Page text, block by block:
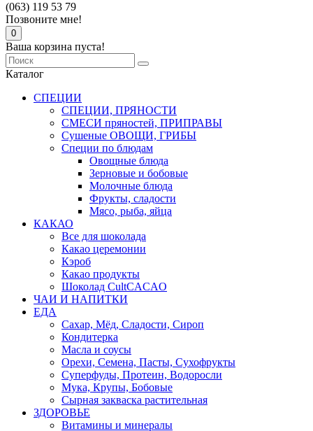
(063) 119 53 79
Позвоните мне!
0
Ваша корзина пуста!
Каталог
СПЕЦИИ
СПЕЦИИ, ПРЯНОСТИ
СМЕСИ пряностей, ПРИПРАВЫ
Сушеные ОВОЩИ, ГРИБЫ
Специи по блюдам
Овощные блюда
Зерновые и бобовые
Молочные блюда
Фрукты, сладости
Мясо, рыба, яйца
КАКАО
Все для шоколада
Какао церемонии
Кэроб
Какао продукты
Шоколад CultCACAO
ЧАИ И НАПИТКИ
ЕДА
Сахар, Мёд, Сладости, Сироп
Кондитерка
Масла и соусы
Орехи, Семена, Пасты, Сухофрукты
Суперфуды, Протеин, Водоросли
Мука, Крупы, Бобовые
Сырная закваска растительная
ЗДОРОВЬЕ
Витамины и минералы